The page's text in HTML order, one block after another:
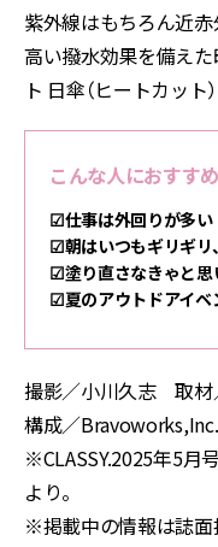
紫外線はもちろん近
高い撥水効果を備えた
ト 日傘（ヒートカッ
こんな人におすすめ
☑︎仕事は外回りが多い
☑︎朝はいつもギリギリ
☑︎塗り直さなきゃと思
☑︎夏のアウトドアイベ
撮影／小川久志 取
構成／Bravoworks,Inc.
※CLASSY.2025年5月
より。
※掲載中の情報は誌面